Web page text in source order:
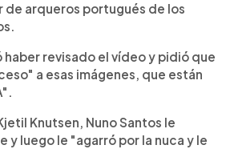
arqueros portugués de los
revisado el vídeo y pidió que
a esas imágenes, que están
Knutsen, Nuno Santos le
y luego le "agarró por la nuca y le